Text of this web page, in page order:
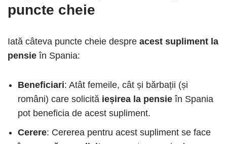
puncte cheie
Iată câteva puncte cheie despre acest supliment la
pensie în Spania:
Beneficiari: Atât femeile, cât și bărbații (și
români) care solicită ieșirea la pensie în Spania
pot beneficia de acest supliment.
Cerere: Cererea pentru acest supliment se face